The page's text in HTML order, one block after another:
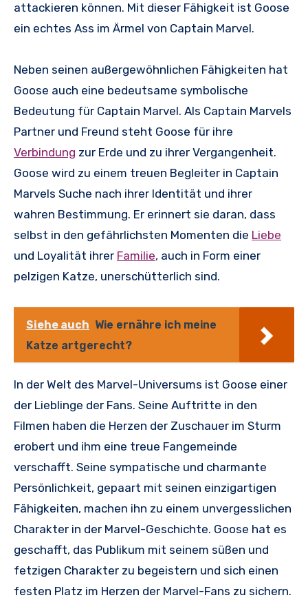
attackieren können. Mit dieser Fähigkeit ist Goose
ein echtes Ass im Ärmel von Captain Marvel.
Neben seinen außergewöhnlichen Fähigkeiten hat
Goose auch eine bedeutsame symbolische
Bedeutung für Captain Marvel. Als Captain Marvels
Partner und Freund steht Goose für ihre
Verbindung zur Erde und zu ihrer Vergangenheit.
Goose wird zu einem treuen Begleiter in Captain
Marvels Suche nach ihrer Identität und ihrer
wahren Bestimmung. Er erinnert sie daran, dass
selbst in den gefährlichsten Momenten die Liebe
und Loyalität ihrer Familie, auch in Form einer
pelzigen Katze, unerschütterlich sind.
Siehe auch Wie ernähre ich meine
Katze artgerecht?
In der Welt des Marvel-Universums ist Goose einer
der Lieblinge der Fans. Seine Auftritte in den
Filmen haben die Herzen der Zuschauer im Sturm
erobert und ihm eine treue Fangemeinde
verschafft. Seine sympatische und charmante
Persönlichkeit, gepaart mit seinen einzigartigen
Fähigkeiten, machen ihn zu einem unvergesslichen
Charakter in der Marvel-Geschichte. Goose hat es
geschafft, das Publikum mit seinem süßen und
fetzigen Charakter zu begeistern und sich einen
festen Platz im Herzen der Marvel-Fans zu sichern.